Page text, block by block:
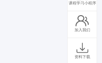
课程学习小程序
加入我们
资料下载